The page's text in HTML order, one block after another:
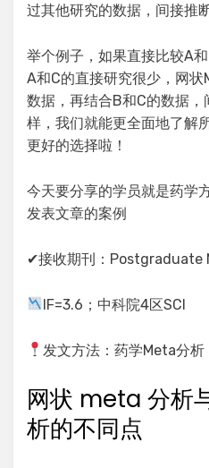
过其他研究的数据，间接推
举个例子，如果直接比较A
A和C的直接研究很少，网
数据，再结合B和C的数据
样，我们就能更全面地了解
更好的选择啦！
今天要分享的学员就是药学
发表文章的案例
✔接收期刊：Postgraduate
IF=3.6；中科院4区SCI
发文方法：药学Meta分析
网状 meta 分析
析的不同点